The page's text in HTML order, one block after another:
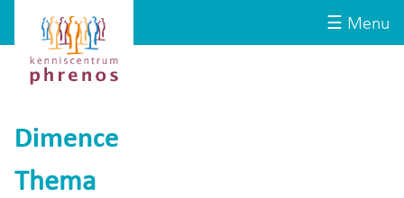
☰ Menu
Kenniscentrum
Phrenos
website
Dimence
Thema